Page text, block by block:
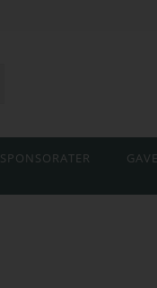
SPONSORATER